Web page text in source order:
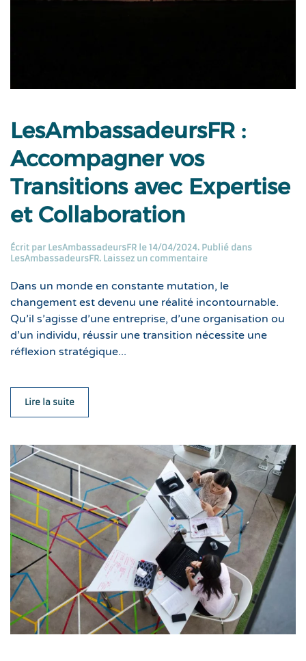
LesAmbassadeursFR :
Accompagner vos
Transitions avec Expertise
et Collaboration
Écrit par LesAmbassadeursFR le 14/04/2024. Publié dans
LesAmbassadeursFR. Laissez un commentaire
Dans un monde en constante mutation, le
changement est devenu une réalité incontournable.
Qu’il s’agisse d’une entreprise, d’une organisation ou
d’un individu, réussir une transition nécessite une
réflexion stratégique...
Lire la suite